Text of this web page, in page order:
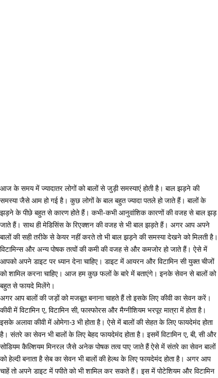
आज के समय में ज्यादातर लोगों को बालों से जुड़ी समस्याएं होती है। बाल झड़ने की
समस्या जैसे आम हो गई है। कुछ लोगों के बाल बहुत ज्यादा पतले हो जाते हैं। बालों के
झड़ने के पीछे बहुत से कारण होते हैं। कभी-कभी आनुवांशिक कारणों की वजह से बाल झड़
जाते हैं। साथ ही मेडिसिंस के रिएक्शन की वजह से भी बाल झड़ते हैं। अगर आप अपने
बालों की सही तरीके से केयर नहीं करते तो भी बाल झड़ने की समस्या देखने को मिलती है।
विटामिन्स और अन्य पोषक तत्वों की कमी की वजह से और कमजोर हो जाते हैं। ऐसे में
आपको अपने डाइट पर ध्यान देना चाहिए। डाइट में आयरन और विटामिन सी युक्त चीजों
को शामिल करना चाहिए। आज हम कुछ फलों के बारे में बताएंगे। इनके सेवन से बालों को
बहुत से फायदे मिलेंगे।
अगर आप बालों की जड़ों को मजबूत बनाना चाहते हैं तो इसके लिए कीवी का सेवन करें।
कीवी में विटामिन ए, विटामिन सी, फास्फोरस और मैग्नीशियम भरपूर मात्रा में होता है।
इसके अलावा कीवी में ओमेगा-3 भी होता है। ऐसे में बालों की सेहत के लिए फायदेमंद होता
है। संतरे का सेवन भी बालों के लिए बेहद फायदेमंद होता है। इसमें विटामिन ए, बी, सी और
सोडियम कैल्शियम मिनरल जैसे अनेक पोषक तत्व पाए जाते हैं ऐसे में संतरे का सेवन बालों
को हेल्दी बनाता है सेब का सेवन भी बालों की हेल्थ के लिए फायदेमंद होता है। अगर आप
चाहें तो अपने डाइट में पपीते को भी शामिल कर सकते हैं। इस में पोटेशियम और विटामिन